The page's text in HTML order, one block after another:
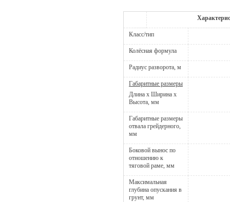
Х
Класс/тип
Колёсная формула
Радиус разворота, м
Габаритные размеры
Длина х Ширина х
Высота, мм
Габаритные размеры
отвала грейдерного,
мм
Боковой вынос по
отношению к
тяговой раме, мм
Максимальная
глубина опускания в
грунт, мм